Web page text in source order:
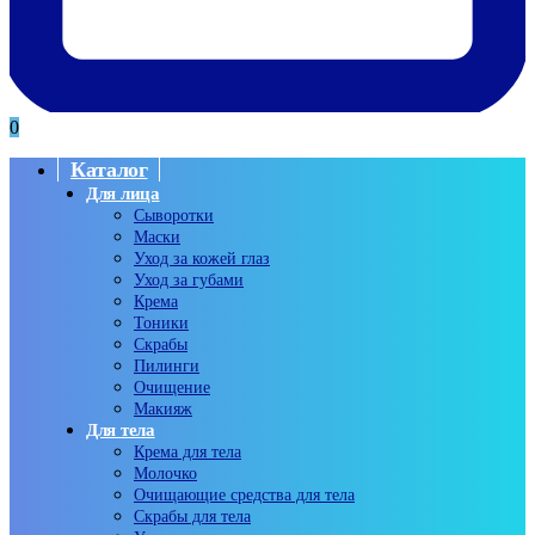
0
Каталог
Для лица
Сыворотки
Маски
Уход за кожей глаз
Уход за губами
Крема
Тоники
Скрабы
Пилинги
Очищение
Макияж
Для тела
Крема для тела
Молочко
Очищающие средства для тела
Скрабы для тела